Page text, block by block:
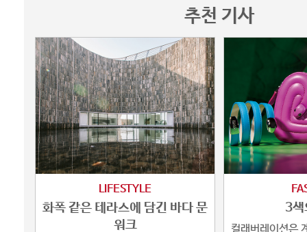
추천 기사
LIFESTYLE
화폭 같은 테라스에 담긴 바다 문
워크
3색
컬래버레이션은